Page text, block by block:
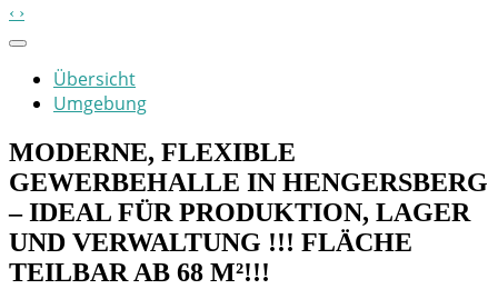
Übersicht
Umgebung
MODERNE, FLEXIBLE
GEWERBEHALLE IN HENGERSBERG
– IDEAL FÜR PRODUKTION, LAGER
UND VERWALTUNG !!! FLÄCHE
TEILBAR AB 68 M²!!!